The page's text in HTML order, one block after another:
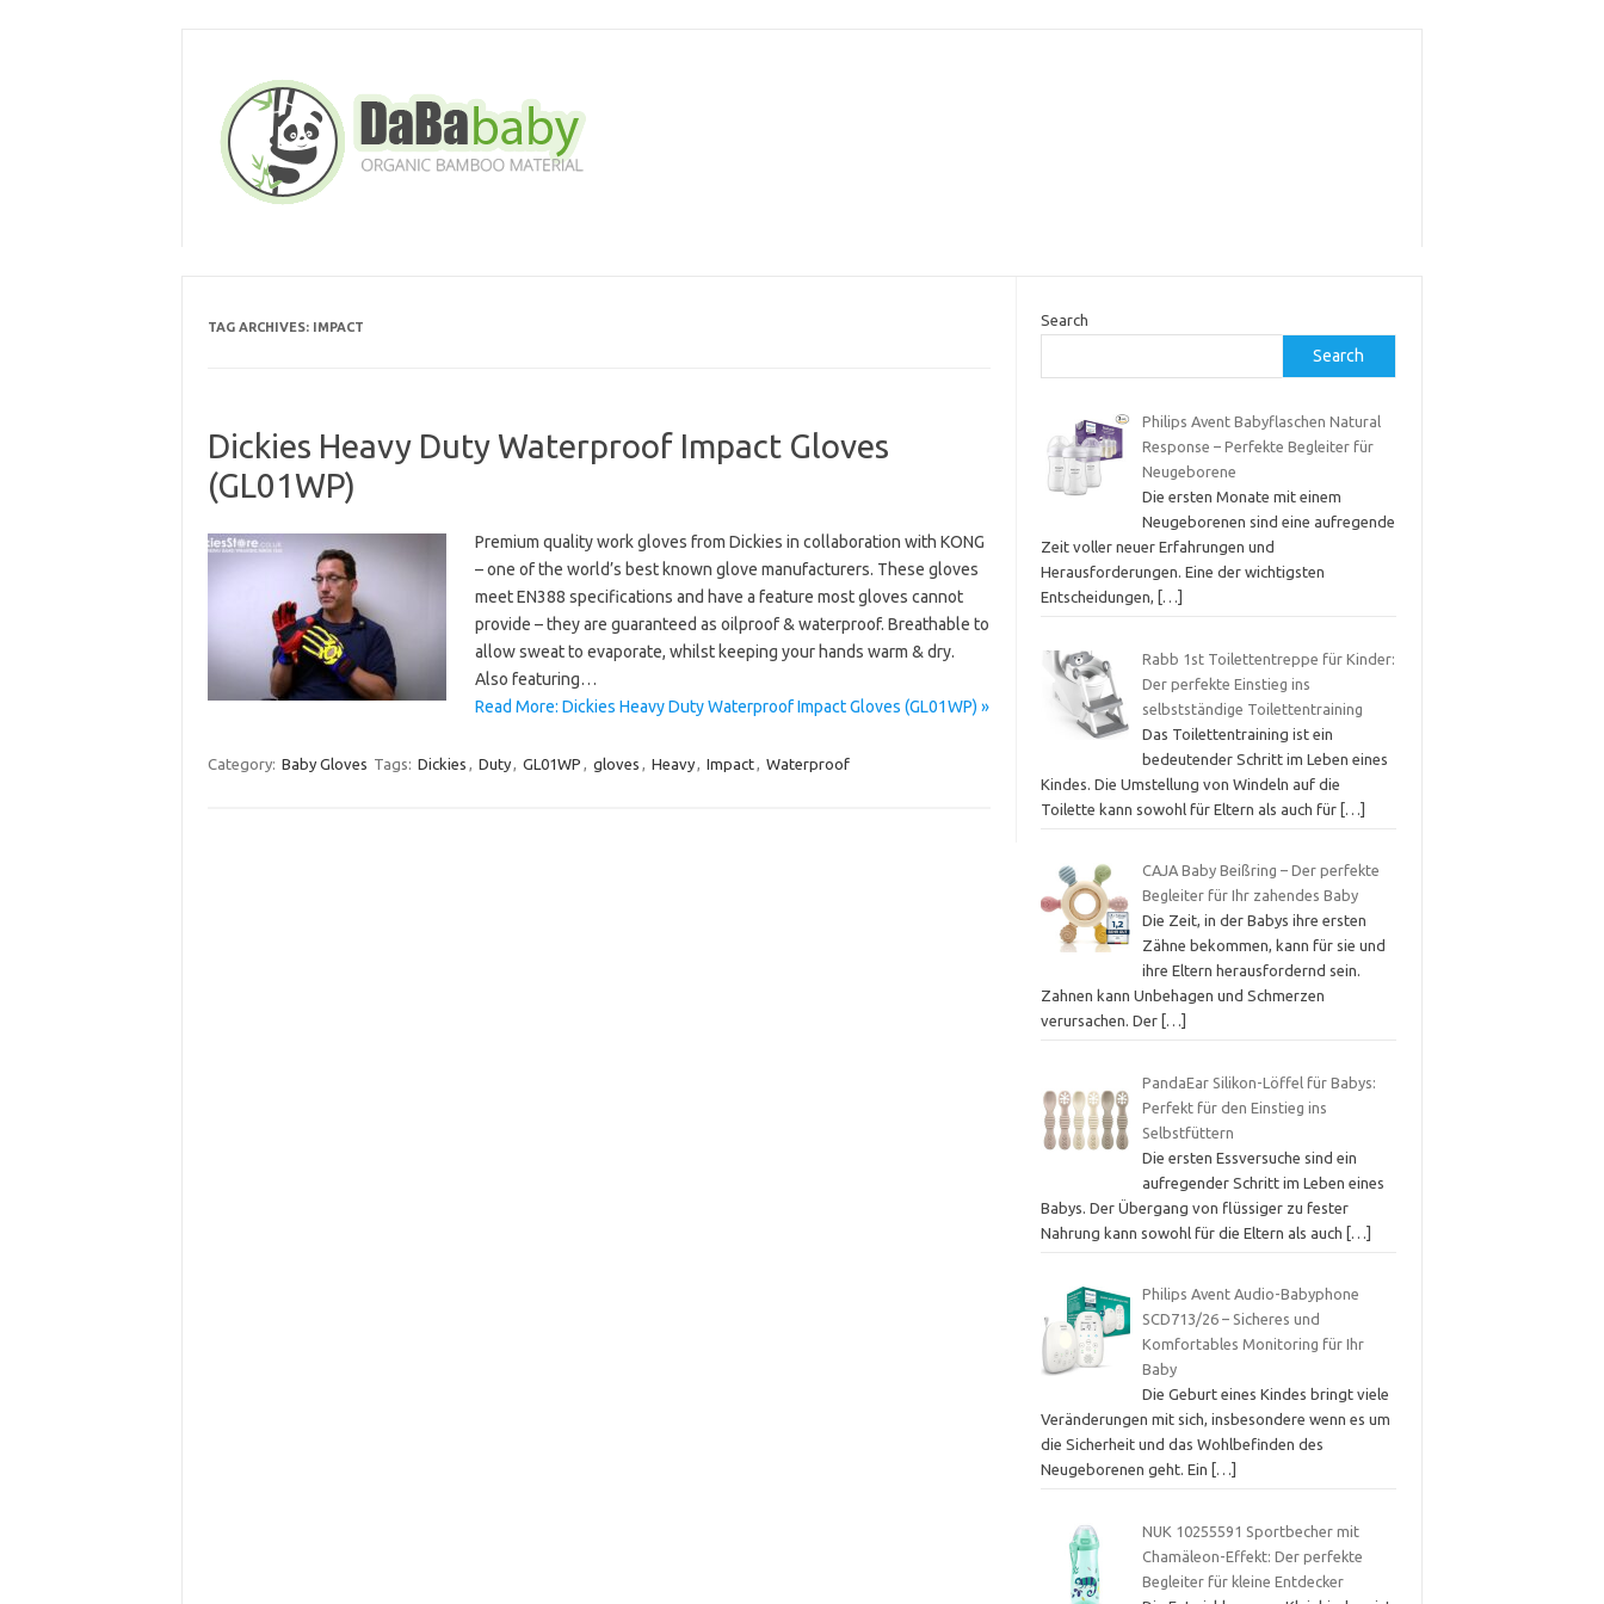
TAG ARCHIVES: IMPACT
Dickies Heavy Duty Waterproof Impact Gloves
(GL01WP)
Premium quality work gloves from Dickies in collaboration with KONG
– one of the world’s best known glove manufacturers. These gloves
meet EN388 specifications and have a feature most gloves cannot
provide – they are guaranteed as oilproof & waterproof. Breathable to
allow sweat to evaporate, whilst keeping your hands warm & dry.
Also featuring…
Read More: Dickies Heavy Duty Waterproof Impact Gloves (GL01WP) »
Category: Baby Gloves Tags: Dickies , Duty, GL01WP , gloves , Heavy, Impact, Waterproof
Search
Search
Philips Avent Babyflaschen Natural
Response – Perfekte Begleiter für
Neugeborene
Die ersten Monate mit einem
Neugeborenen sind eine aufregende
Zeit voller neuer Erfahrungen und
Herausforderungen. Eine der wichtigsten
Entscheidungen,
[…]
Rabb 1st Toilettentreppe für Kinder:
Der perfekte Einstieg ins
selbstständige Toilettentraining
Das Toilettentraining ist ein
bedeutender Schritt im Leben eines
Kindes. Die Umstellung von Windeln auf die
Toilette kann sowohl für Eltern als auch für […]
CAJA Baby Beißring – Der perfekte
Begleiter für Ihr zahendes Baby
Die Zeit, in der Babys ihre ersten
Zähne bekommen, kann für sie und
ihre Eltern herausfordernd sein.
Zahnen kann Unbehagen und Schmerzen
verursachen. Der […]
PandaEar Silikon-Löffel für Babys:
Perfekt für den Einstieg ins
Selbstfüttern
Die ersten Essversuche sind ein
aufregender Schritt im Leben eines
Babys. Der Übergang von flüssiger zu fester
Nahrung kann sowohl für die Eltern als auch […]
Philips Avent Audio-Babyphone
SCD713/26 – Sicheres und
Komfortables Monitoring für Ihr
Baby
Die Geburt eines Kindes bringt viele
Veränderungen mit sich, insbesondere wenn es um
die Sicherheit und das Wohlbefinden des
Neugeborenen geht. Ein
[…]
NUK 10255591 Sportbecher mit
Chamäleon-Effekt: Der perfekte
Begleiter für kleine Entdecker